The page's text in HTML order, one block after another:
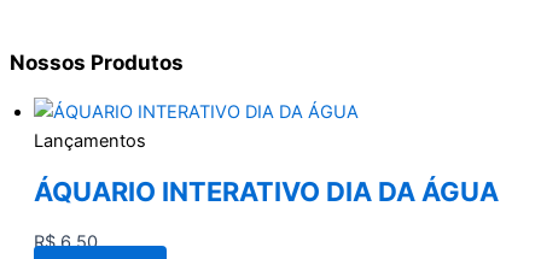
Nossos Produtos
Lançamentos
ÁQUARIO INTERATIVO DIA DA ÁGUA
R$6,50